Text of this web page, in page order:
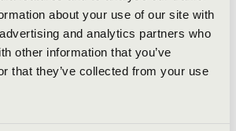
about your use of our site with
and analytics partners who
other information that you’ve
that they’ve collected from your use